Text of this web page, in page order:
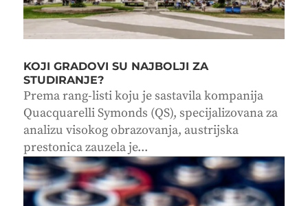
KOJI GRADOVI SU NAJBOLJI ZA
STUDIRANJE?
Prema rang-listi koju je sastavila kompanija
Quacquarelli Symonds (QS), specijalizovana za
analizu visokog obrazovanja, austrijska
prestonica zauzela je...